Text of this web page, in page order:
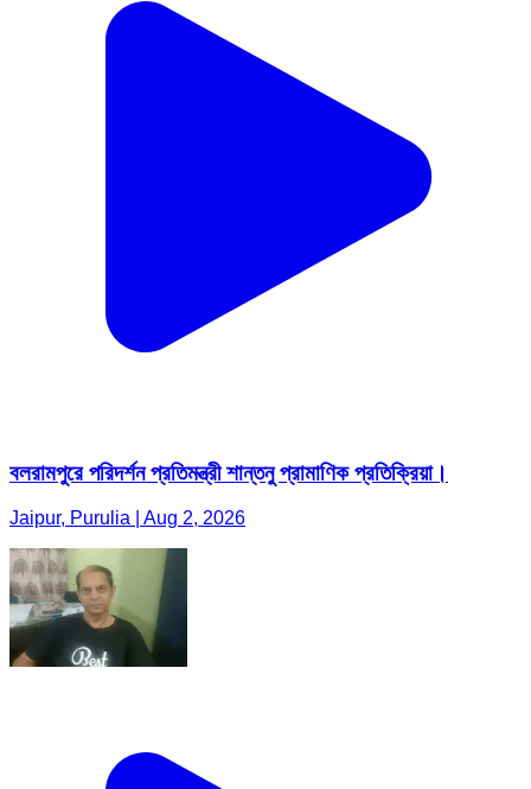
বলরামপুরে পরিদর্শন প্রতিমন্ত্রী শান্তনু প্রামাণিক প্রতিক্রিয়া।
Jaipur, Purulia | Aug 2, 2026